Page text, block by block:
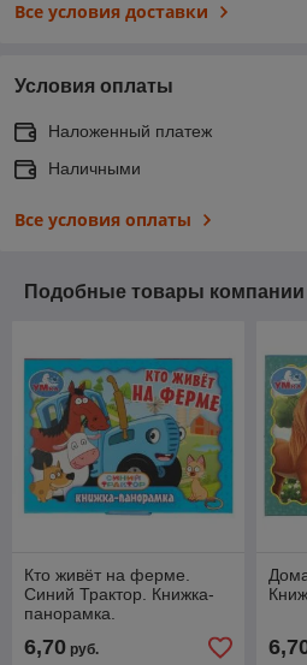
Все условия доставки
Условия оплаты
Наложенный платеж
Наличными
Все условия оплаты
Подобные товары компании
Кто живёт на ферме.
Синий Трактор. Книжка-
панорамка.
6,70 руб.